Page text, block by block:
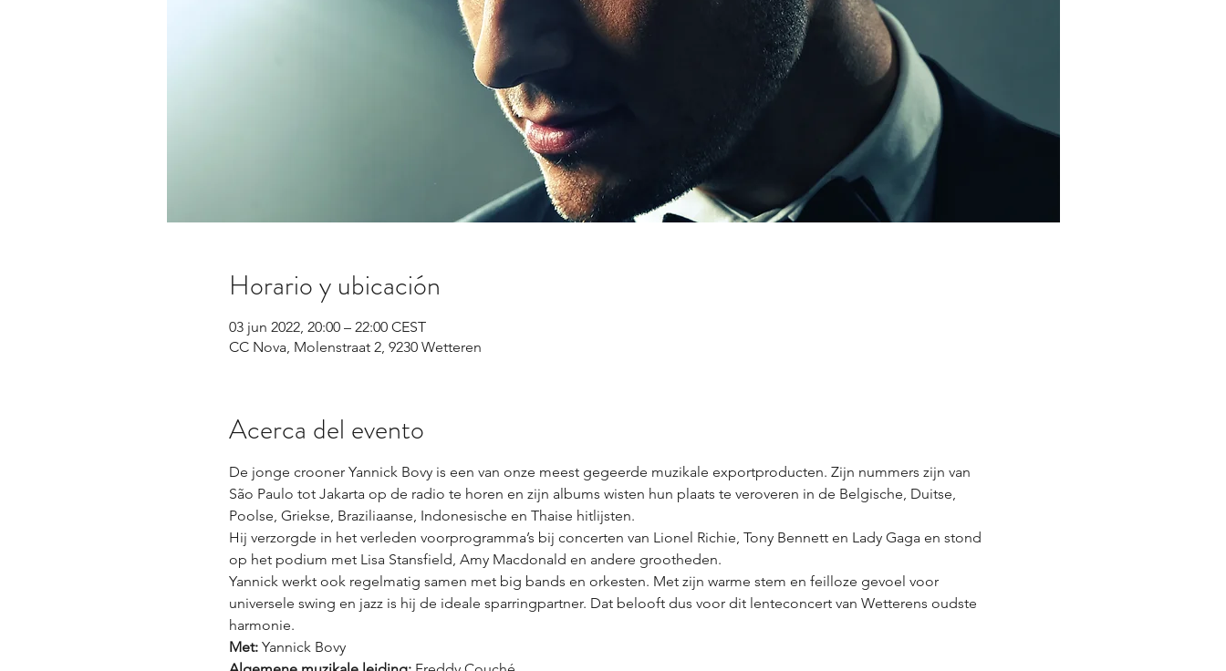
Horario y ubicación
03 jun 2022, 20:00 – 22:00 CEST
CC Nova, Molenstraat 2, 9230 Wetteren
Acerca del evento
De jonge crooner Yannick Bovy is een van onze meest gegeerde muzikale exportproducten. Zijn nummers zijn van
São Paulo tot Jakarta op de radio te horen en zijn albums wisten hun plaats te veroveren in de Belgische, Duitse,
Poolse, Griekse, Braziliaanse, Indonesische en Thaise hitlijsten.
Hij verzorgde in het verleden voorprogramma’s bij concerten van Lionel Richie, Tony Bennett en Lady Gaga en stond
op het podium met Lisa Stansfield, Amy Macdonald en andere grootheden.
Yannick werkt ook regelmatig samen met big bands en orkesten. Met zijn warme stem en feilloze gevoel voor
universele swing en jazz is hij de ideale sparringpartner. Dat belooft dus voor dit lenteconcert van Wetterens oudste
harmonie.
Met:
Yannick Bovy